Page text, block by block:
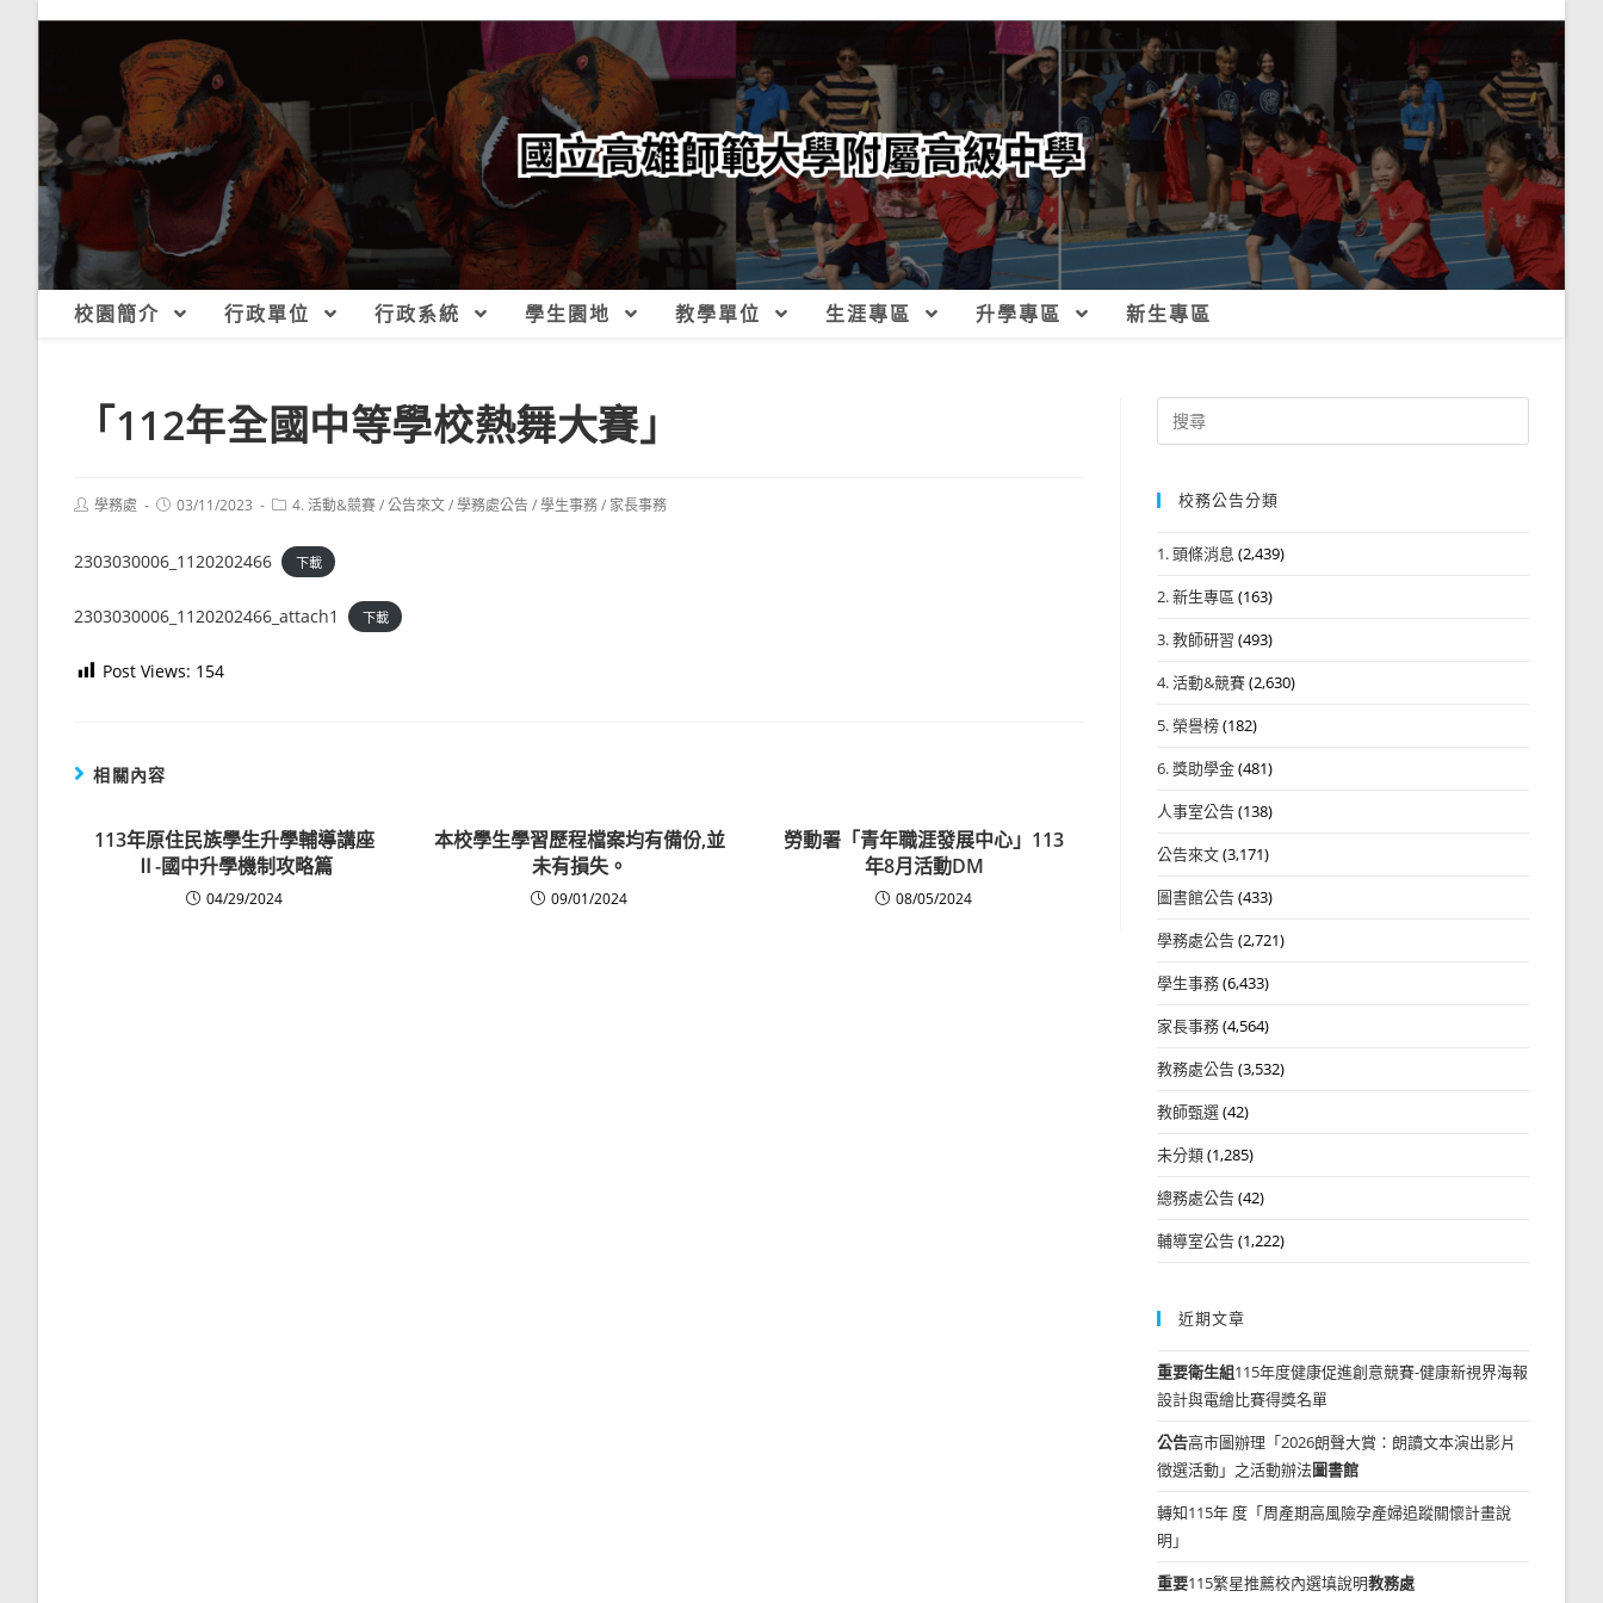
校園簡介 行政單位 行政系統 學生園地 教學單位 生涯專區 升學專區 新生專區
「112年全國中等學校熱舞大賽」
Post學務處
Post03/11/2023
Post4. 活動&競賽/公告來文/學務處公告/學生事務/ 家長事務
2303030006_1120202466 下載
2303030006_1120202466_attach1 下載
Post Views: 154
相關內容
113年原住民族學生升學輔導講座
Ⅱ-國中升學機制攻略篇
04/29/2024
本校學生學習歷程檔案均有備份,並
未有損失。
09/01/2024
勞動署「青年職涯發展中心」113
年8月活動DM
08/05/2024
Search
for:
校務公告分類
1. 頭條消息 (2,439)
2. 新生專區 (163)
3. 教師研習 (493)
4. 活動&競賽(2,630)
5. 榮譽榜(182)
6. 獎助學金(481)
人事室公告(138)
公告來文(3,171)
圖書館公告(433)
學務處公告(2,721)
學生事務(6,433)
家長事務(4,564)
教務處公告(3,532)
教師甄選(42)
未分類(1,285)
總務處公告(42)
輔導室公告(1,222)
近期文章
重要衛生組115年度健康促進創意競賽-健康新視界海報
設計與電繪比賽得獎名單
公告高市圖辦理「2026朗聲大賞：朗讀文本演出影片
徵選活動」之活動辦法圖書館
轉知115年 度「周產期高風險孕產婦追蹤關懷計畫說
明」
重要115繁星推薦校內選填說明教務處